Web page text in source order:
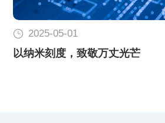
2025-05-01
以纳米刻度，致敬万丈光芒